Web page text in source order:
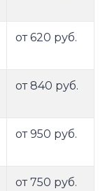
от 620 руб.
от 840 руб.
от 950 руб.
от 750 руб.